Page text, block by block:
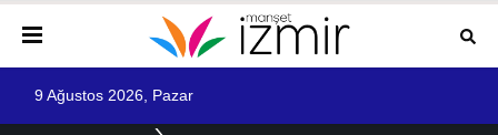
9 Ağustos 2026, Pazar